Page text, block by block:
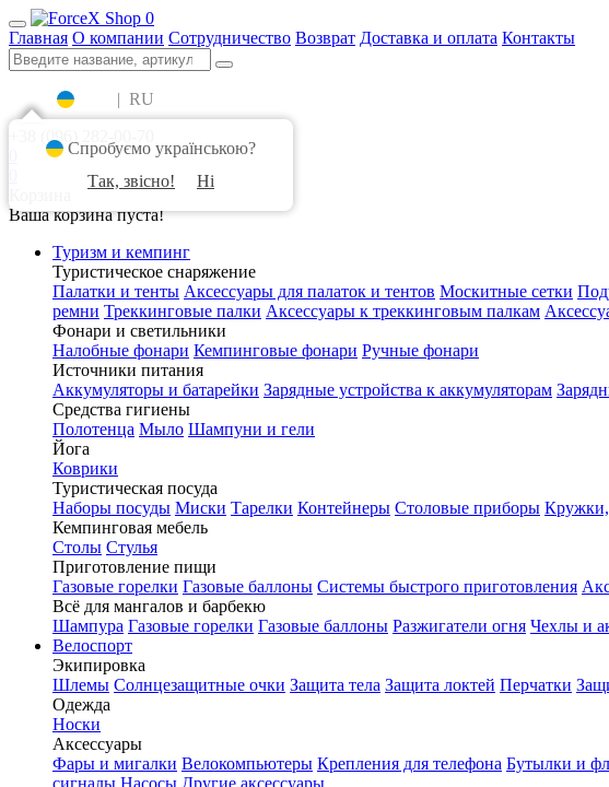
0
Главная О компании Сотрудничество Возврат Доставка и оплата Контакты
| RU
+38 (096) 282-00-70
Ваша корзина пуста!
Туризм и кемпинг
Туристическое снаряжение
Палатки и тенты Аксессуары для палаток и тентов Москитные сетки
ремни Треккинговые палки Аксессуары к треккинговым палкам
Фонари и светильники
Налобные фонари Кемпинговые фонари Ручные фонари
Источники питания
Аккумуляторы и батарейки Зарядные устройства к аккумуляторам
Средства гигиены
Полотенца Мыло Шампуни и гели
Йога
Коврики
Туристическая посуда
Наборы посуды Миски Тарелки Контейнеры Столовые приборы
Кемпинговая мебель
Столы Стулья
Приготовление пищи
Газовые горелки Газовые баллоны Системы быстрого приготовления
Всё для мангалов и барбекю
Шампура Газовые горелки Газовые баллоны Разжигатели огня Чехлы и
Велоспорт
Экипировка
Шлемы Солнцезащитные очки Защита тела Защита локтей Перчатки
Одежда
Носки
Аксессуары
Фары и мигалки Велокомпьютеры Крепления для телефона Бутылки и
Спробуємо українською?
Так, звісно!
Ні